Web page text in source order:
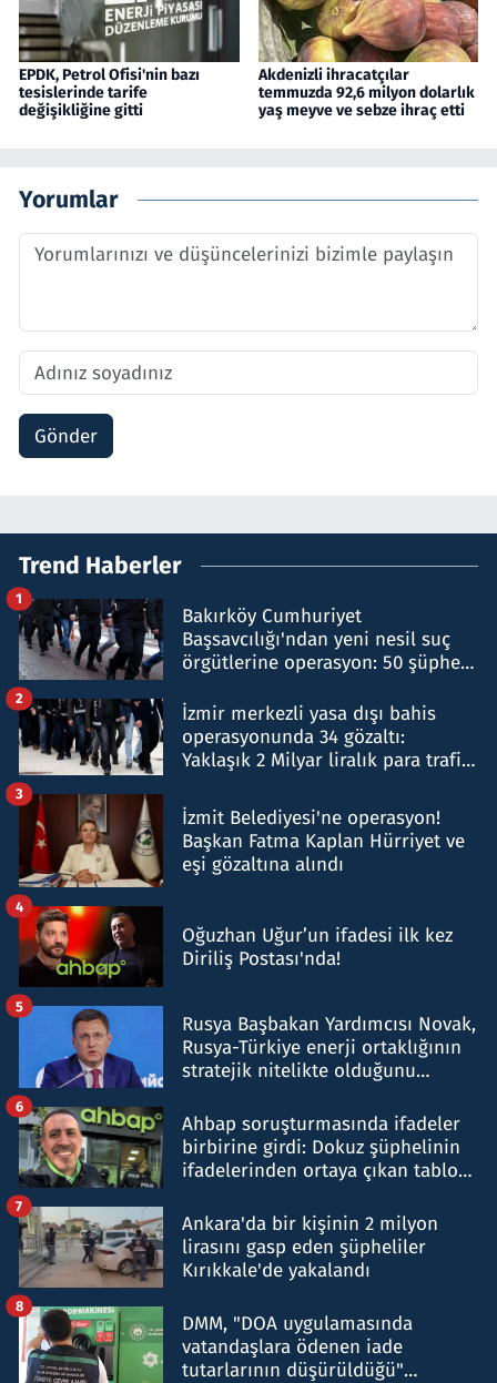
EPDK, Petrol Ofisi'nin bazı
tesislerinde tarife
değişikliğine gitti
Akdenizli ihracatçılar
temmuzda 92,6 milyon dolarlık
yaş meyve ve sebze ihraç etti
Yorumlar
Gönder
Trend Haberler
Bakırköy Cumhuriyet
Başsavcılığı'ndan yeni nesil suç
örgütlerine operasyon: 50 şüpheli
1
İzmir merkezli yasa dışı bahis
operasyonunda 34 gözaltı:
Yaklaşık 2 Milyar liralık para trafiği
2
İzmit Belediyesi'ne operasyon!
Başkan Fatma Kaplan Hürriyet ve
eşi gözaltına alındı
3
Oğuzhan Uğur’un ifadesi ilk kez
Diriliş Postası'nda!
4
Rusya Başbakan Yardımcısı Novak,
Rusya-Türkiye enerji ortaklığının
stratejik nitelikte olduğunu
5
Ahbap soruşturmasında ifadeler
birbirine girdi: Dokuz şüphelinin
ifadelerinden ortaya çıkan tablo
6
Ankara'da bir kişinin 2 milyon
lirasını gasp eden şüpheliler
Kırıkkale'de yakalandı
7
DMM, "DOA uygulamasında
vatandaşlara ödenen iade
tutarlarının düşürüldüğü"
8